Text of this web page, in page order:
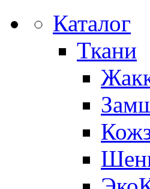
Каталог
Ткани